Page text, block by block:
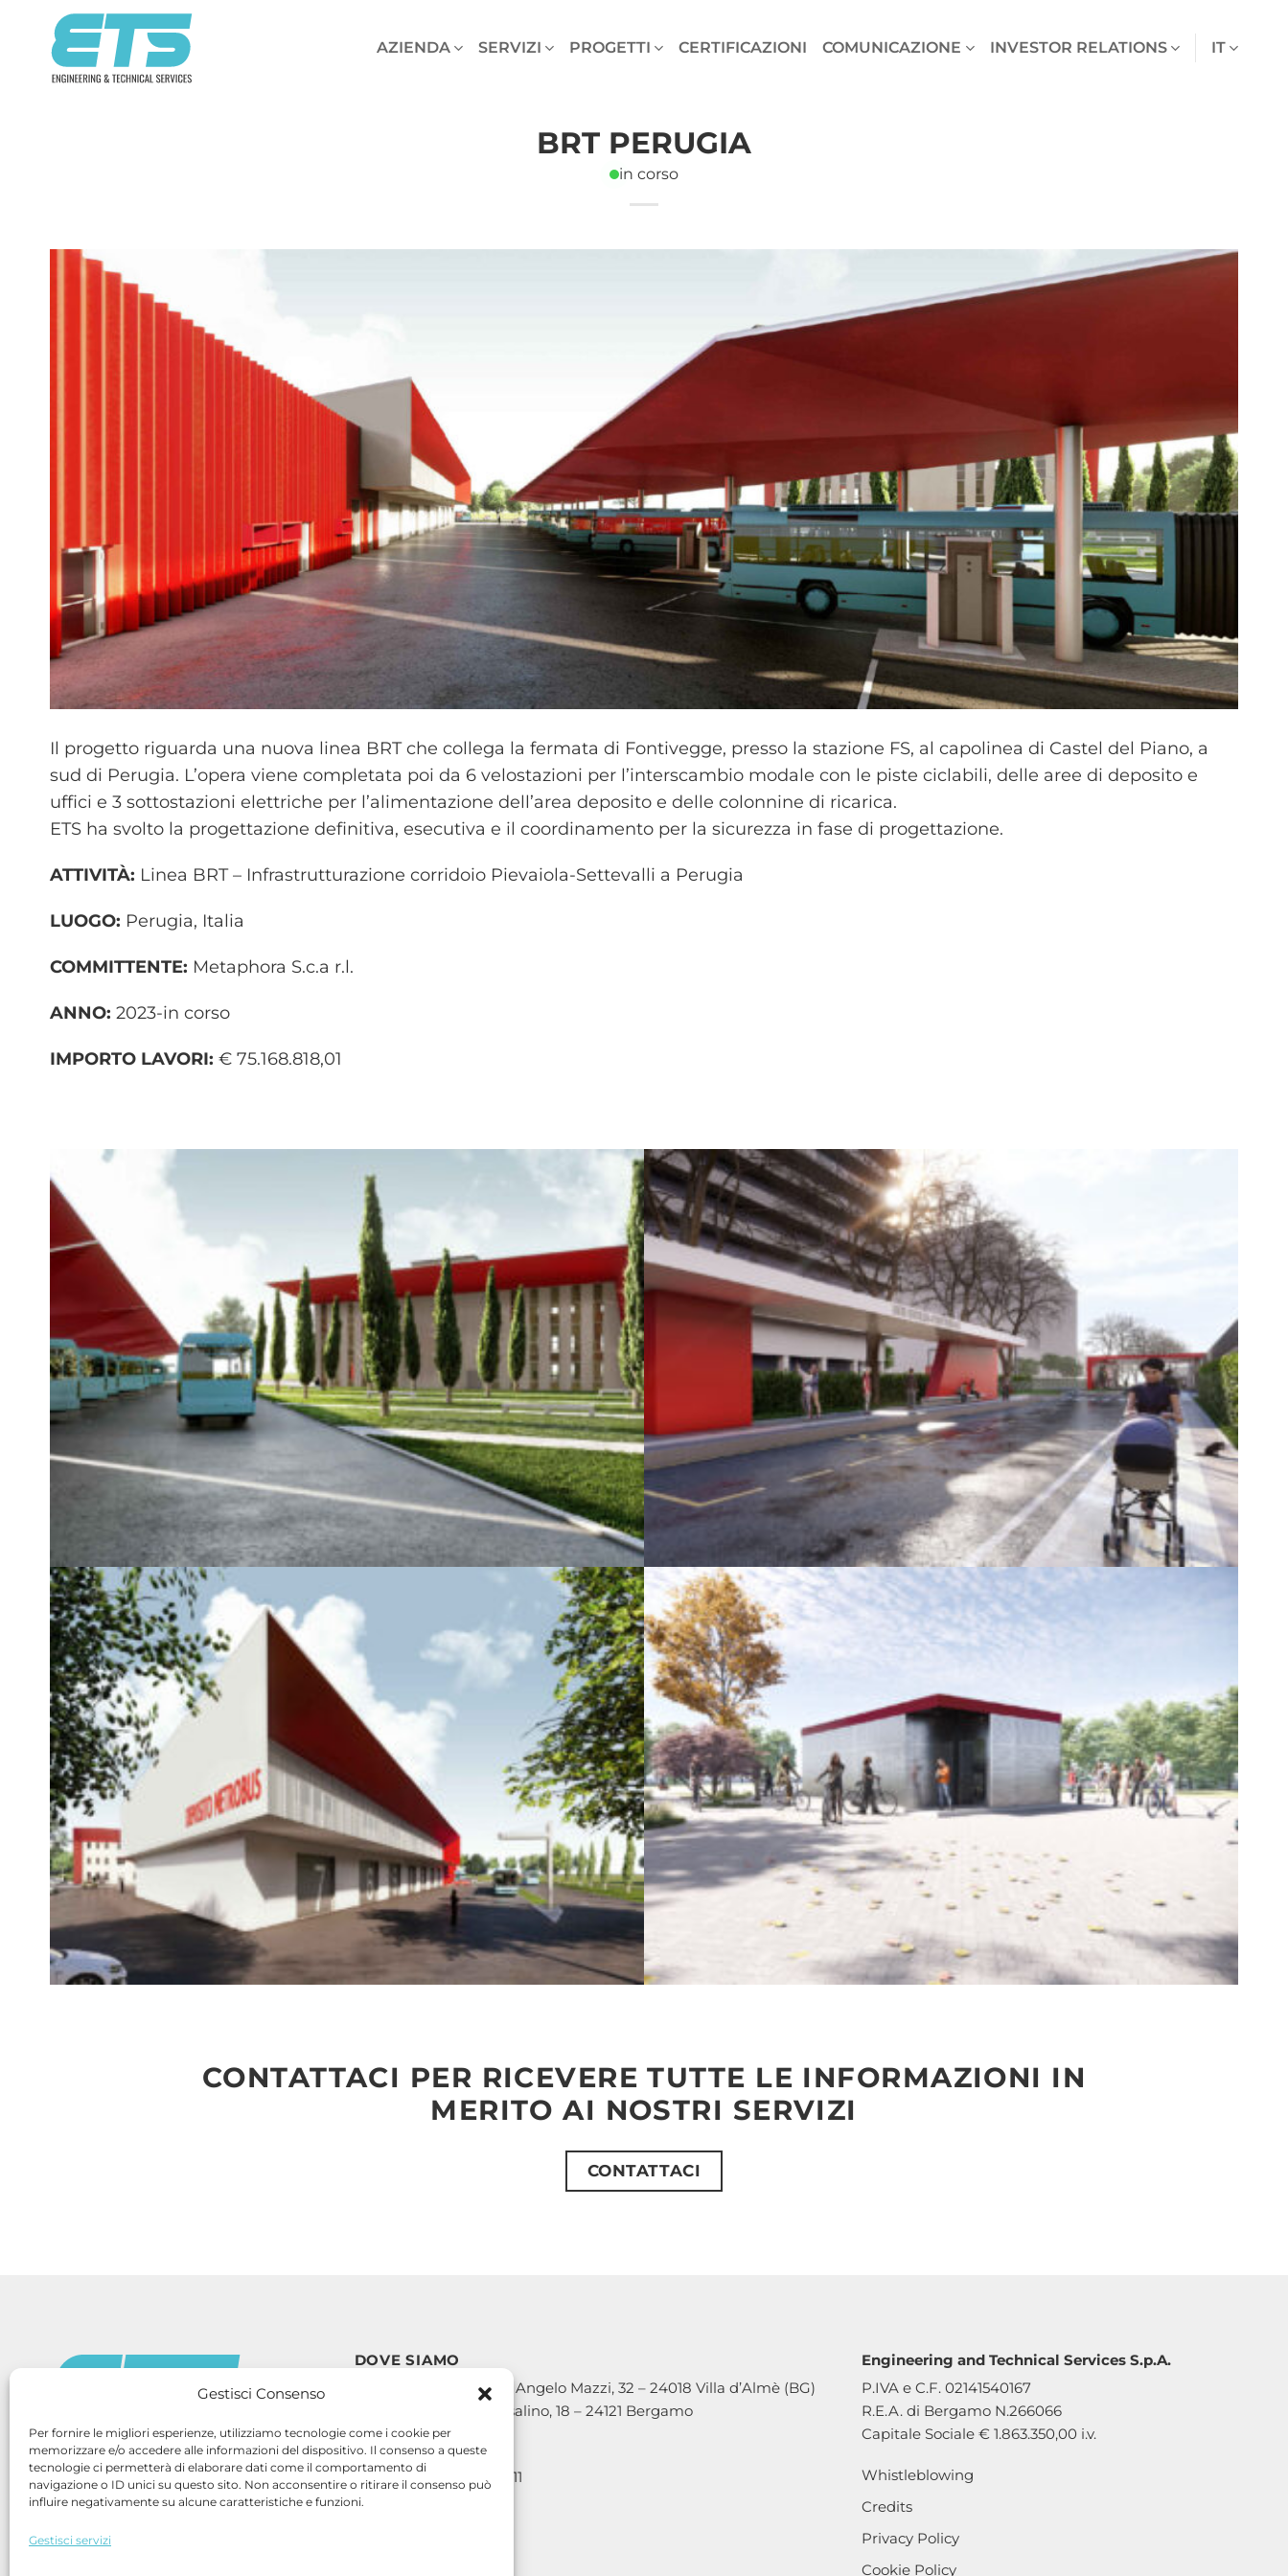
Gestisci Consenso
Per fornire le migliori esperienze, utilizziamo tecnologie come i cookie per
memorizzare e/o accedere alle informazioni del dispositivo. Il consenso a queste
tecnologie ci permetterà di elaborare dati come il comportamento di
navigazione o ID unici su questo sito. Non acconsentire o ritirare il consenso può
influire negativamente su alcune caratteristiche e funzioni.
Gestisci servizi
contenuti
AZIENDA SERVIZI PROGETTI CERTIFICAZIONI COMUNICAZIONE INVESTOR RELATIONS IT
BRT PERUGIA
in corso
Il progetto riguarda una nuova linea BRT che collega la fermata di Fontivegge, presso la stazione FS, al capolinea di Castel del Piano, a
sud di Perugia. L’opera viene completata poi da 6 velostazioni per l’interscambio modale con le piste ciclabili, delle aree di deposito e
uffici e 3 sottostazioni elettriche per l’alimentazione dell’area deposito e delle colonnine di ricarica.
ETS ha svolto la progettazione definitiva, esecutiva e il coordinamento per la sicurezza in fase di progettazione.
ATTIVITÀ: Linea BRT – Infrastrutturazione corridoio Pievaiola-Settevalli a Perugia
LUOGO: Perugia, Italia
COMMITTENTE: Metaphora S.c.a r.l.
ANNO: 2023-in corso
IMPORTO LAVORI: € 75.168.818,01
CONTATTACI PER RICEVERE TUTTE LE INFORMAZIONI IN
MERITO AI NOSTRI SERVIZI
CONTATTACI
Copyright 2026 ©
DOVE SIAMO
SEDE OPERATIVA: Via Angelo Mazzi, 32 – 24018 Villa d’Almè (BG)
SEDE LEGALE: Via Casalino, 18 – 24121 Bergamo
CONTATTI
Telefono: +39 035 6313111
Mail: info@etseng.it
Engineering and Technical Services S.p.A.
P.IVA e C.F. 02141540167
R.E.A. di Bergamo N.266066
Capitale Sociale € 1.863.350,00 i.v.
Whistleblowing
Credits
Privacy Policy
Cookie Policy